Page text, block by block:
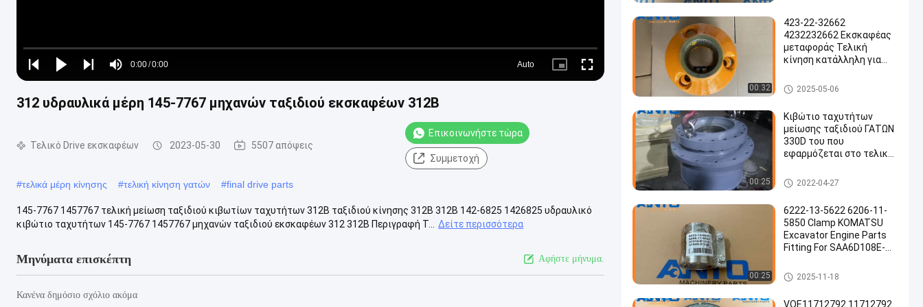
Play
Play
Play
Mute
Time
0:00/0:00
Loaded:
0%
Auto
Picture- Fullscreen
312 υδραυλικά μέρη 145-7767 μηχανών ταξιδιού εκσκαφέων 312B
Τελικό Drive εκσκαφέων 2023-05-30 5507 απόψεις
Επικοινωνήστε τώρα
Συμμετοχή
#τελικά μέρη κίνησης #τελική κίνηση γατών #final drive parts
145-7767 1457767 τελική μείωση ταξιδιού κιβωτίων ταχυτήτων 312B ταξιδιού κίνησης 312B 312B 142-6825 1426825 υδραυλικό
κιβώτιο ταχυτήτων 145-7767 1457767 μηχανών ταξιδιού εκσκαφέων 312 312B Περιγραφή Τ...
Δείτε περισσότερα
Μηνύματα επισκέπτη Αφήστε μήνυμα.
Κανένα δημόσιο σχόλιο ακόμα
00:32
423-22-32662
4232232662 Εκσκαφέας
μεταφοράς Τελική
κίνηση κατάλληλη για
WA380Z
Τελικό Drive εκσκαφέων
2025-05-06
00:25
Κιβώτιο ταχυτήτων
μείωσης ταξιδιού ΓΑΤΩΝ
330D του που
εφαρμόζεται στο τελικό
6189
Τελικό Drive εκσκαφέων
2022-04-27
00:25
6222-13-5622 6206-11-
5850 Clamp KOMATSU
Excavator Engine Parts
Fitting For SAA6D108E-
μέρη μηχανών εκσκαφέων
2025-11-18
VOE11712792 11712792